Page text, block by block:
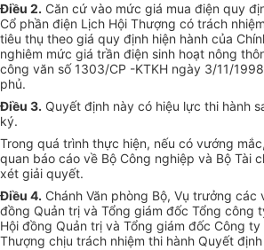
Điều 2. Căn cứ vào mức giá mua điện quy
Cổ phần điện Lịch Hội Thượng có trách
tiêu thụ theo giá quy định hiện hành của
nghiêm mức giá trần điện sinh hoạt nông
công văn số 1303/CP -KTKH ngày 3/11/
phủ.
Điều 3. Quyết định này có hiệu lực thi hành
ký.
Trong quá trình thực hiện, nếu có vướng
quan báo cáo về Bộ Công nghiệp và Bộ Tài
xét giải quyết.
Điều 4. Chánh Văn phòng Bộ, Vụ trưởng các
đồng Quản trị và Tổng giám đốc Tổng công
Hội đồng Quản trị và Tổng giám đốc Công
Thượng chịu trách nhiệm thi hành Quyết